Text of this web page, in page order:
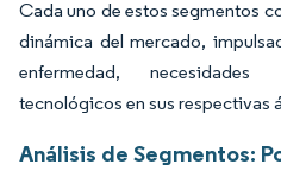
Cada uno de estos segmentos
dinámica del mercado,
enfermedad,
tecnológicos en sus respectivas
Análisis de Segmentos: